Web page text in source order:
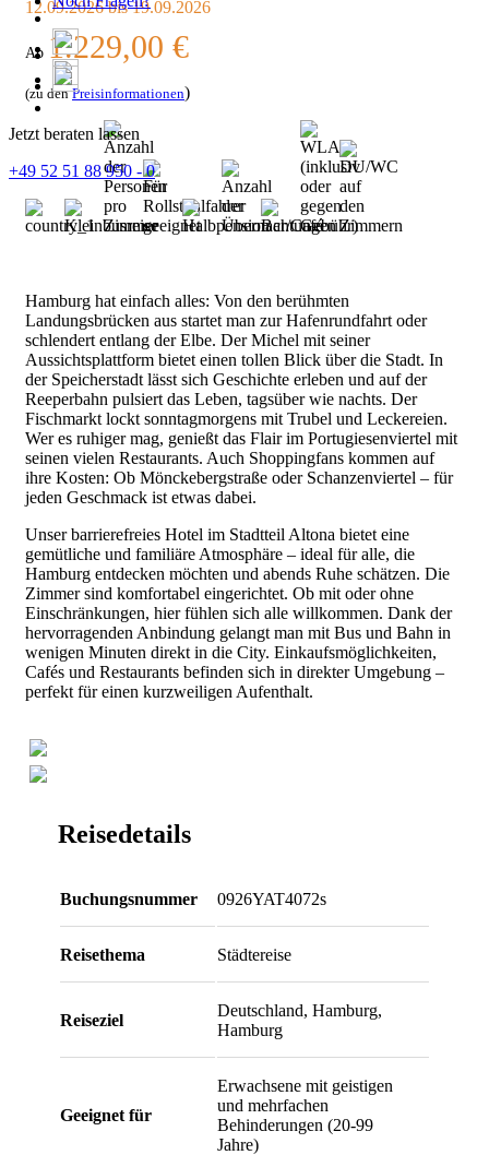
Jetzt beraten lassen
+49 52 51 88 950 - 0
12.09.2026 bis 19.09.2026
Ab 1.229,00 €
(zu denPreisinformationen)
Hamburg hat einfach alles: Von den berühmten
Landungsbrücken aus startet man zur Hafenrundfahrt oder
schlendert entlang der Elbe. Der Michel mit seiner
Aussichtsplattform bietet einen tollen Blick über die Stadt. In
der Speicherstadt lässt sich Geschichte erleben und auf der
Reeperbahn pulsiert das Leben, tagsüber wie nachts. Der
Fischmarkt lockt sonntagmorgens mit Trubel und Leckereien.
Wer es ruhiger mag, genießt das Flair im Portugiesenviertel mit
seinen vielen Restaurants. Auch Shoppingfans kommen auf
ihre Kosten: Ob Mönckebergstraße oder Schanzenviertel – für
jeden Geschmack ist etwas dabei.
Unser barrierefreies Hotel im Stadtteil Altona bietet eine
gemütliche und familiäre Atmosphäre – ideal für alle, die
Hamburg entdecken möchten und abends Ruhe schätzen. Die
Zimmer sind komfortabel eingerichtet. Ob mit oder ohne
Einschränkungen, hier fühlen sich alle willkommen. Dank der
hervorragenden Anbindung gelangt man mit Bus und Bahn in
wenigen Minuten direkt in die City. Einkaufsmöglichkeiten,
Cafés und Restaurants befinden sich in direkter Umgebung –
perfekt für einen kurzweiligen Aufenthalt.
Reisedetails
Buchungsnummer 0926YAT4072s
Reisethema Städtereise
Reiseziel
Deutschland, Hamburg,
Hamburg
Geeignet für
Erwachsene mit geistigen
und mehrfachen
Behinderungen (20-99
Jahre)